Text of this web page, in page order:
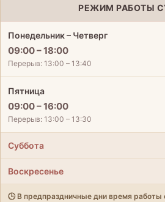
РЕЖИМ РАБОТЫ
Понедельник – Четверг
09:00 – 18:00
Перерыв: 13:00 – 13:40
Пятница
09:00 – 16:00
Перерыв: 13:00 – 13:30
Суббота
Воскресенье
🕒 В предпраздничные дни время работы